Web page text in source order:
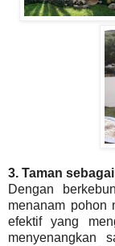
3. Taman
Dengan
menanam pohon
efektif yang
menyenangkan